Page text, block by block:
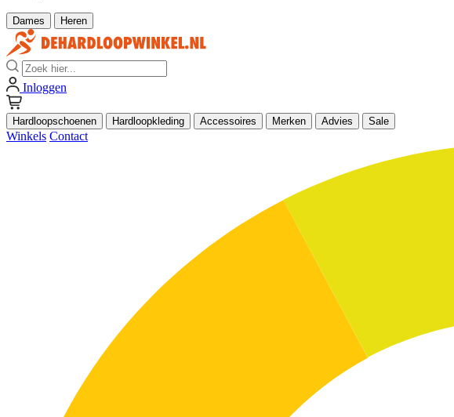
Dames Heren
Zoek
Inloggen
Hardloopschoenen Hardloopkleding Accessoires Merken Advies Sale
Winkels Contact